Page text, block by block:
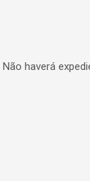
Não haverá